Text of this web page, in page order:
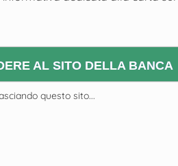
AL SITO DELLA BANCA
questo sito...